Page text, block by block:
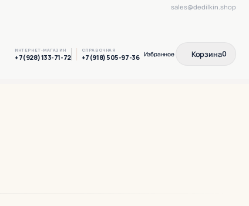
sales@dedilkin.shop
ИНТЕРНЕТ-МАГАЗИН
+7(928) 133-71-72
СПРАВОЧНАЯ
+7(918) 505-97-36 Корзина0